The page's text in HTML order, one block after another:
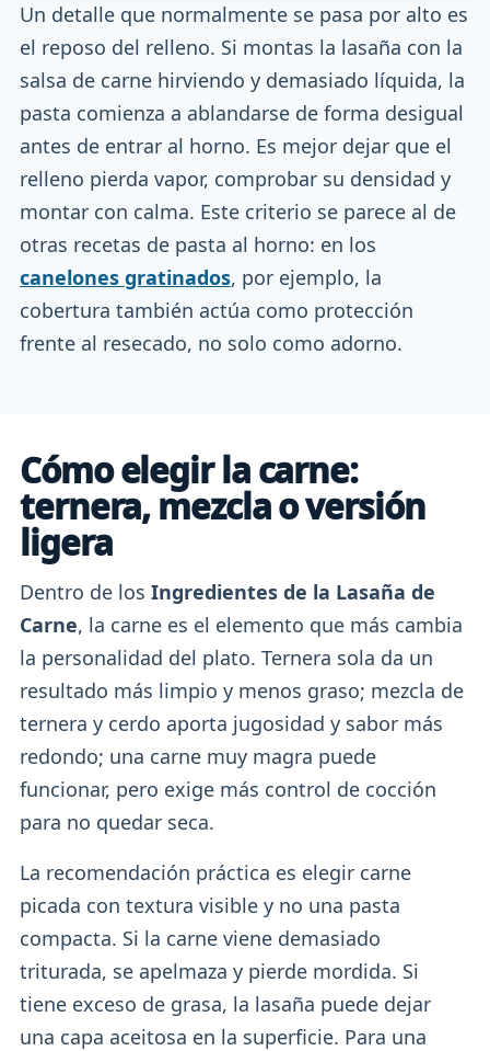
Un detalle que normalmente se pasa por alto es
el reposo del relleno. Si montas la lasaña con la
salsa de carne hirviendo y demasiado líquida, la
pasta comienza a ablandarse de forma desigual
antes de entrar al horno. Es mejor dejar que el
relleno pierda vapor, comprobar su densidad y
montar con calma. Este criterio se parece al de
otras recetas de pasta al horno: en los
canelones gratinados, por ejemplo, la
cobertura también actúa como protección
frente al resecado, no solo como adorno.
Cómo elegir la carne:
ternera, mezcla o versión
ligera
Dentro de los Ingredientes de la Lasaña de
Carne, la carne es el elemento que más cambia
la personalidad del plato. Ternera sola da un
resultado más limpio y menos graso; mezcla de
ternera y cerdo aporta jugosidad y sabor más
redondo; una carne muy magra puede
funcionar, pero exige más control de cocción
para no quedar seca.
La recomendación práctica es elegir carne
picada con textura visible y no una pasta
compacta. Si la carne viene demasiado
triturada, se apelmaza y pierde mordida. Si
tiene exceso de grasa, la lasaña puede dejar
una capa aceitosa en la superficie. Para una